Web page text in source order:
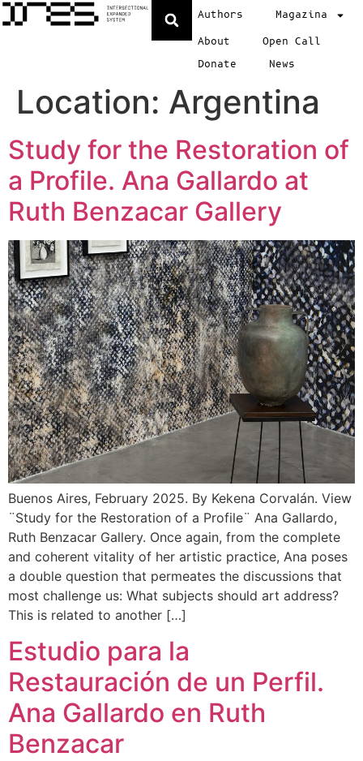
Authors
Magazina
About
Open Call
Donate
News
Location: Argentina
Study for the Restoration of
a Profile. Ana Gallardo at
Ruth Benzacar Gallery
Buenos Aires, February 2025. By Kekena Corvalán. View
¨Study for the Restoration of a Profile¨ Ana Gallardo,
Ruth Benzacar Gallery. Once again, from the complete
and coherent vitality of her artistic practice, Ana poses
a double question that permeates the discussions that
most challenge us: What subjects should art address?
This is related to another […]
Estudio para la
Restauración de un Perfil.
Ana Gallardo en Ruth
Benzacar